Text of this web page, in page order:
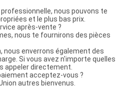
nous pouvons te
et le plus bas prix.
après-vente ?
nous te fournirons des pièces
nous enverrons également des
Si vous avez n'importe quelles
appeler directement.
acceptez-vous ?
autres bienvenus.